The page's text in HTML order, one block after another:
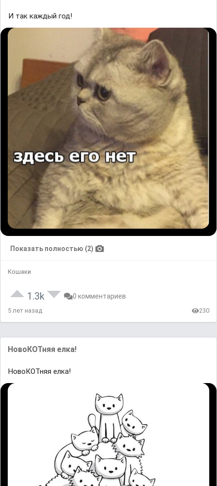
И так каждый год!
Показать полностью (2)
Кошаки
1.3k 0 комментариев
5 лет назад 230
НовоКОТняя елка!
НовоКОТняя елка!